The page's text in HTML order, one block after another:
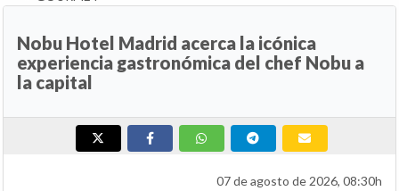
Nobu Hotel Madrid acerca la icónica
experiencia gastronómica del chef Nobu a
la capital
07 de agosto de 2026, 08:30h